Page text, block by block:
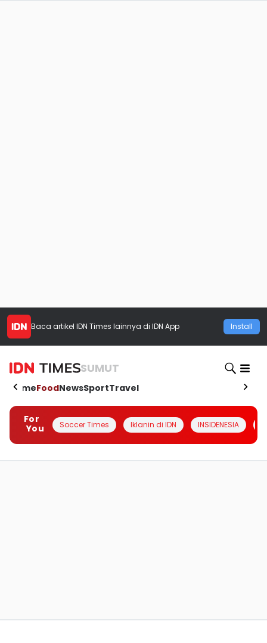
Baca artikel IDN Times lainnya di IDN App Install
SUMUT
HomeFoodNewsSportTravel
For
You
Soccer Times Iklanin di IDN INSIDENESIA